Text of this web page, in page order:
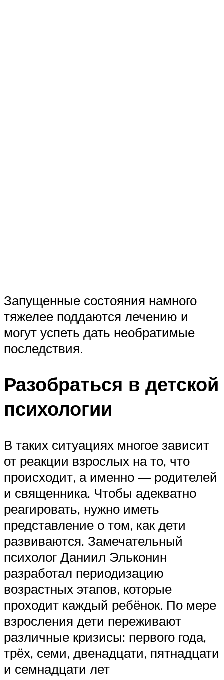
Запущенные состояния намного
тяжелее поддаются лечению и
могут успеть дать необратимые
последствия.
Разобраться в детской
психологии
В таких ситуациях многое зависит
от реакции взрослых на то, что
происходит, а именно — родителей
и священника. Чтобы адекватно
реагировать, нужно иметь
представление о том, как дети
развиваются. Замечательный
психолог Даниил Эльконин
разработал периодизацию
возрастных этапов, которые
проходит каждый ребёнок. По мере
взросления дети переживают
различные кризисы: первого года,
трёх, семи, двенадцати, пятнадцати
и семнадцати лет